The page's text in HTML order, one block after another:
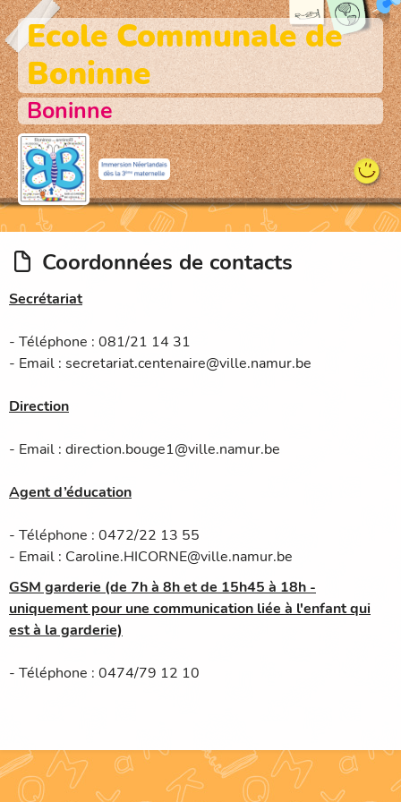
Ecole Communale de
Boninne
Boninne
Coordonnées de contacts
Secrétariat
- Téléphone : 081/21 14 31
- Email : secretariat.centenaire@ville.namur.be
Direction
- Email : direction.bouge1@ville.namur.be
Agent d’éducation
- Téléphone : 0472/22 13 55
- Email : Caroline.HICORNE@ville.namur.be
GSM garderie (de 7h à 8h et de 15h45 à 18h -
uniquement pour une communication liée à l'enfant qui
est à la garderie)
- Téléphone : 0474/79 12 10